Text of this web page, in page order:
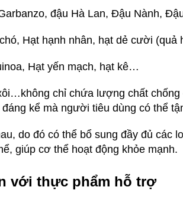
đậu Hà Lan, Đậu Nành,
Hạt hạnh nhân, hạt dẻ cười
Hạt yến mạch, hạt kê…
chỉ chứa lượng chất
kể mà người tiêu dùng có thể
do đó có thể bổ sung đầy đủ các
giúp cơ thể hoạt động khỏe mạnh.
với thực phẩm hỗ trợ